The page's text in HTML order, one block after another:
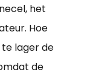
het
Hoe
lager de
de